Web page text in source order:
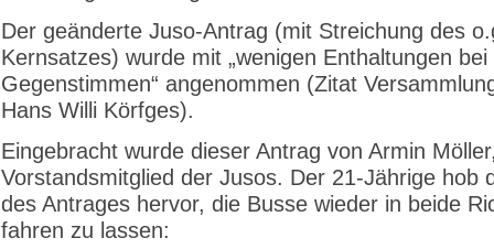
Der geänderte Juso-Antrag (mit Streichung des
Kernsatzes) wurde mit „wenigen Enthaltungen bei
Gegenstimmen“ angenommen (Zitat
Hans Willi Körfges).
Eingebracht wurde dieser Antrag von Armin
Vorstandsmitglied der Jusos. Der 21-Jährige hob
des Antrages hervor, die Busse wieder in beide
fahren zu lassen: